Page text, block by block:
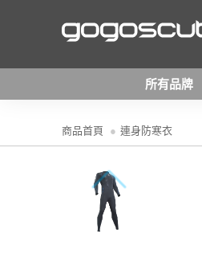
所有品牌
商品首頁 連身防寒衣